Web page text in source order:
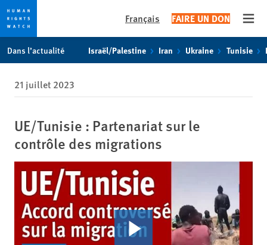
to
privacy
notice
to
content
Français FAIRE UN DON
Dans l’actualité Israël/Palestine Iran Ukraine Tunisie
21 juillet 2023
UE/Tunisie : Partenariat sur le
contrôle des migrations